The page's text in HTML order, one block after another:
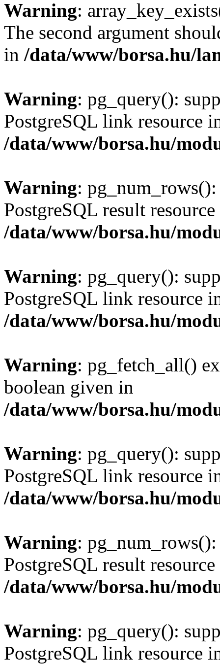
Warning:
The second argument
in /data/www/borsa.hu/
Warning: pg_query():
PostgreSQL link resource
/data/www/borsa.hu/
Warning:
PostgreSQL result
/data/www/borsa.hu/
Warning: pg_query():
PostgreSQL link resource
/data/www/borsa.hu/
Warning: pg_fetch_all()
boolean given in
/data/www/borsa.hu/
Warning: pg_query():
PostgreSQL link resource
/data/www/borsa.hu/
Warning:
PostgreSQL result
/data/www/borsa.hu/
Warning: pg_query():
PostgreSQL link resource